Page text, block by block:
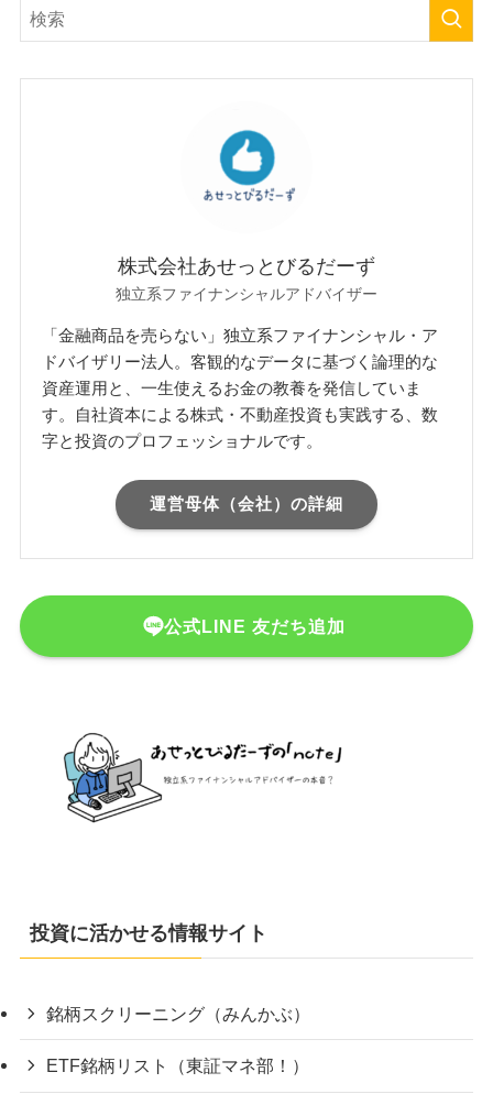
株式会社あせっとびるだーず
独立系ファイナンシャルアドバイザー
「金融商品を売らない」独立系ファイナンシャル・ア
ドバイザリー法人。客観的なデータに基づく論理的な
資産運用と、一生使えるお金の教養を発信していま
す。自社資本による株式・不動産投資も実践する、数
字と投資のプロフェッショナルです。
運営母体（会社）の詳細
公式LINE 友だち追加
投資に活かせる情報サイト
銘柄スクリーニング（みんかぶ）
ETF銘柄リスト（東証マネ部！）